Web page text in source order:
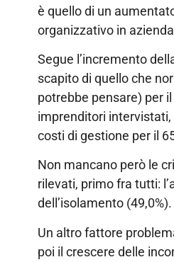
è quello di un
organizzativo in
Segue l’incremento
scapito di quello che
potrebbe pensare) per il
imprenditori intervistati,
costi di gestione per il
Non mancano però le
rilevati, primo fra tutti:
dell’isolamento (49,0%).
Un altro fattore
poi il crescere delle